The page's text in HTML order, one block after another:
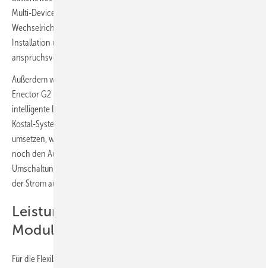
Multi-Device-Controler vorstellen. Dieser kann mehrere
Wechselrichter intelligent steuern. Er vereinfacht so die Planung, die
Installation und das Energiemanagement, vor allem bei größeren und
anspruchsvollen Projekten.
Außerdem wird Kostal neue Versionen seiner Wallbox vorstellen. Die
Enector G2 und Enector G2 MID bieten zusätzliche Funktionen für das
intelligente Laden von Elektroautos. Sie lassen sich einfacher in das
Kostal-System integrieren und können auch moderne Anforderungen
umsetzen, wie die Dienstwagenabrechnung. Zusätzlich wird Kostal
noch den Auto Backup Switch vorstellen. Das ist eine automatische
Umschaltung bei Stromausfällen auf den Inselbetrieb. Dann kommt
der Strom aus der Solaranlage oder dem Speicher.
Leistungsstarker
Modulwechselrichter
Für die Flexibilität bei der Auslegung von Solaranlagen haben sich in